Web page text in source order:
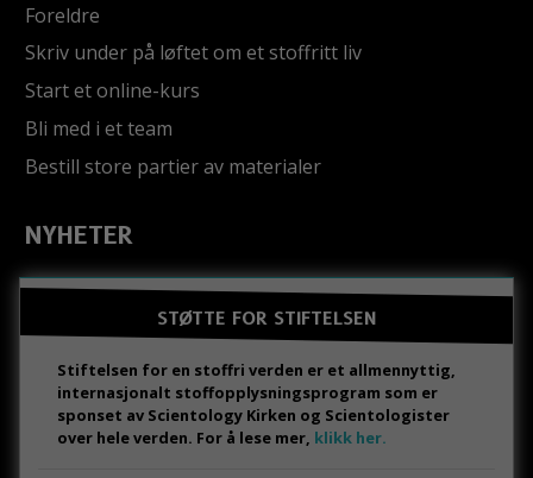
Foreldre
Skriv under på løftet om et stoffritt liv
Start et online-kurs
Bli med i et team
Bestill store partier av materialer
NYHETER
STØTTE FOR STIFTELSEN
Stiftelsen for en stoffri verden er et allmennyttig,
internasjonalt stoffopplysningsprogram som er
sponset av Scientology Kirken og Scientologister
over hele verden. For å lese mer, klikk her.